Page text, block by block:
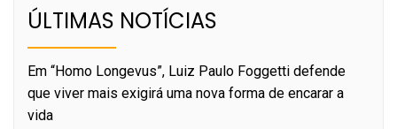
ÚLTIMAS NOTÍCIAS
Em “Homo Longevus”, Luiz Paulo Foggetti defende
que viver mais exigirá uma nova forma de encarar a
vida